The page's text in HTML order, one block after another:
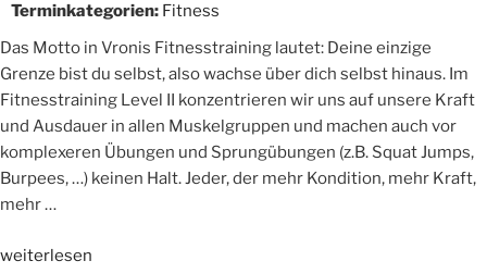
Terminkategorien: Fitness
Das Motto in Vronis Fitnesstraining lautet: Deine einzige
Grenze bist du selbst, also wachse über dich selbst hinaus. Im
Fitnesstraining Level II konzentrieren wir uns auf unsere Kraft
und Ausdauer in allen Muskelgruppen und machen auch vor
komplexeren Übungen und Sprungübungen (z.B. Squat Jumps,
Burpees, …) keinen Halt. Jeder, der mehr Kondition, mehr Kraft,
mehr …
„Fitnesstraining
weiterlesen